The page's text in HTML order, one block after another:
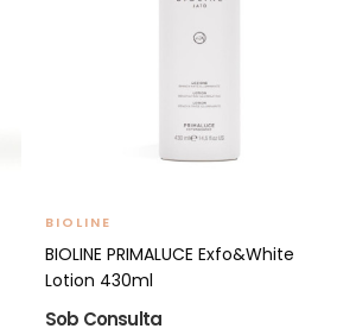
BIOLINE
BIOLINE PRIMALUCE Exfo&White
Lotion 430ml
Sob Consulta